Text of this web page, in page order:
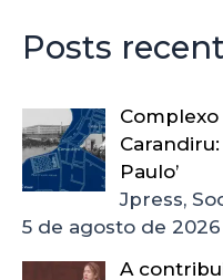
Posts
Paulo’
Jpress,
5 de agosto de 2026
A